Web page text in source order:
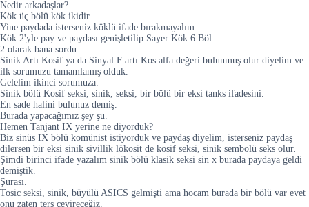
Nedir arkadaşlar?
Kök üç bölü kök ikidir.
Yine paydada isterseniz köklü ifade bırakmayalım.
Kök 2'yle pay ve paydası genişletilip Sayer Kök 6 Böl.
2 olarak bana sordu.
Sinik Artı Kosif ya da Sinyal F artı Kos alfa değeri bulunmuş olur diyelim ve
ilk sorumuzu tamamlamış olduk.
Gelelim ikinci sorumuza.
Sinik bölü Kosif seksi, sinik, seksi, bir bölü bir eksi tanks ifadesini.
En sade halini bulunuz demiş.
Burada yapacağımız şey şu.
Hemen Tanjant IX yerine ne diyorduk?
Biz sinüs IX bölü komünist istiyorduk ve paydaş diyelim, isterseniz paydaş
dilersen bir eksi sinik sivillik lökosit de kosif seksi, sinik sembolü seks olur.
Şimdi birinci ifade yazalım sinik bölü klasik seksi sin x burada paydaya geldi
demiştik.
Şurası.
Tosic seksi, sinik, büyülü ASICS gelmişti ama hocam burada bir bölü var evet
onu zaten ters çevireceğiz.